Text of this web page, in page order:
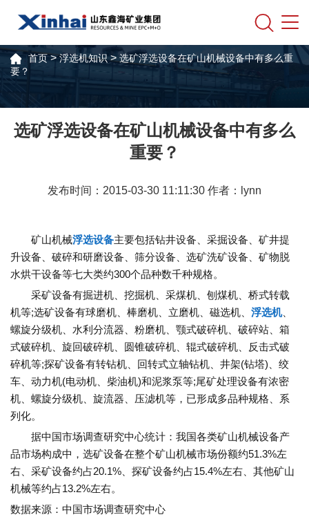
首页>浮选机知识>选矿浮选设备在矿山机械设备中有多么重
要？
选矿浮选设备在矿山机械设备中有多么
重要？
发布时间：2015-03-30 11:11:30 作者：lynn
矿山机械浮选设备主要包括钻井设备、采掘设备、矿井提
升设备、破碎和研磨设备、筛分设备、选矿洗矿设备、矿物脱
水烘干设备等七大类约300个品种数千种规格。
采矿设备有掘进机、挖掘机、采煤机、刨煤机、桥式转载
机等;选矿设备有球磨机、棒磨机、立磨机、磁选机、 浮选机、
螺旋分级机、水利分流器、粉磨机、颚式破碎机、破碎站、箱
式破碎机、旋回破碎机、圆锥破碎机、辊式破碎机、反击式破
碎机等;探矿设备有转钻机、回转式立轴钻机、井架(钻塔)、绞
车、动力机(电动机、柴油机)和泥浆泵等;尾矿处理设备有浓密
机、螺旋分级机、旋流器、压滤机等，已形成多品种规格、系
列化。
据中国市场调查研究中心统计：我国各类矿山机械设备产
品市场构成中，选矿设备在整个矿山机械市场份额约51.3%左
右、采矿设备约占20.1%、探矿设备约占15.4%左右、其他矿山
机械等约占13.2%左右。
数据来源：中国市场调查研究中心